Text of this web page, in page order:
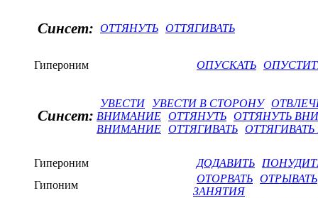
Синсет: ОТТЯНУТЬ ОТТЯГИВАТЬ
Гипероним ОПУСКАТЬ
Синсет:
УВЕСТИ УВЕСТИ В СТОРОНУ
ВНИМАНИЕ ОТТЯНУТЬ ОТТЯНУТЬ
ВНИМАНИЕ ОТТЯГИВАТЬ
Гипероним ДОДАВИТЬ
Гипоним
ОТОРВАТЬ ОТРЫВАТЬ
ЗАНЯТИЯ